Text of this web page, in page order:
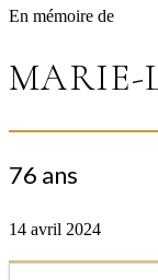
En mémoire de
MARIE-
76 ans
14 avril 2024